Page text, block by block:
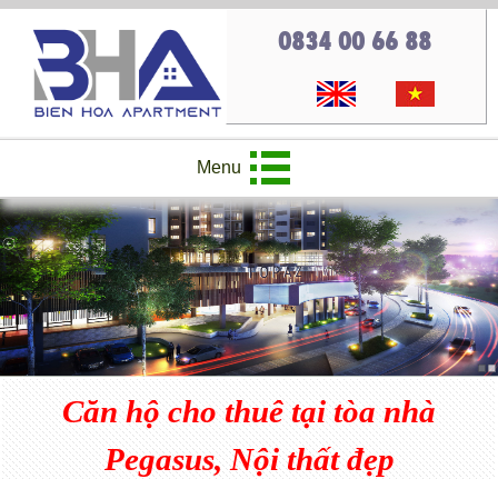
0834 00 66 88
Menu
Căn hộ cho thuê tại tòa nhà
Pegasus, Nội thất đẹp